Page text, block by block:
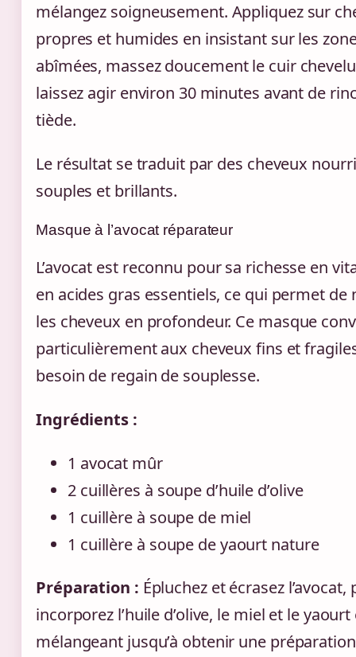
mélangez soigneusement. Appliquez sur
propres et humides en insistant sur les
abîmées, massez doucement le cuir
laissez agir environ 30 minutes avant de
tiède.
Le résultat se traduit par des cheveux
souples et brillants.
Masque à l’avocat réparateur
L’avocat est reconnu pour sa richesse en
en acides gras essentiels, ce qui permet de
les cheveux en profondeur. Ce masque
particulièrement aux cheveux fins et
besoin de regain de souplesse.
Ingrédients :
1 avocat mûr
2 cuillères à soupe d’huile d’olive
1 cuillère à soupe de miel
1 cuillère à soupe de yaourt nature
Préparation : Épluchez et écrasez l’avocat,
incorporez l’huile d’olive, le miel et le yaourt
mélangeant jusqu’à obtenir une préparation